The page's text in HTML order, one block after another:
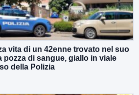
vita di un 42enne trovato nel suo
pozza di sangue, giallo in viale
della Polizia